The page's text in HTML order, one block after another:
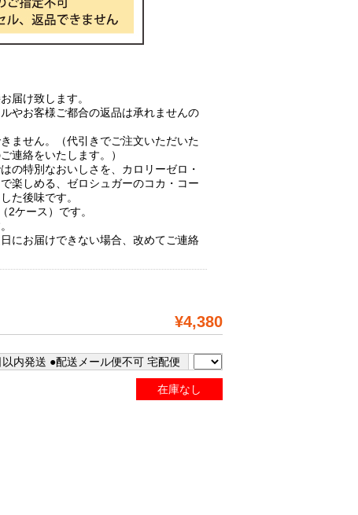
届け致します。
やお客様ご都合の返品は承れませんの
ません。（代引きでご注文いただいた
連絡をいたします。）
の特別なおいしさを、カロリーゼロ・
楽しめる、ゼロシュガーのコカ・コー
た後味です。
2ケース）です。
にお届けできない場合、改めてご連絡
¥4,380
内発送 ●配送メール便不可 宅配便
在庫なし